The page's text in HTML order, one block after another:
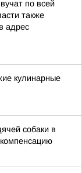
по всей
также
адрес
кулинарные
собаки в